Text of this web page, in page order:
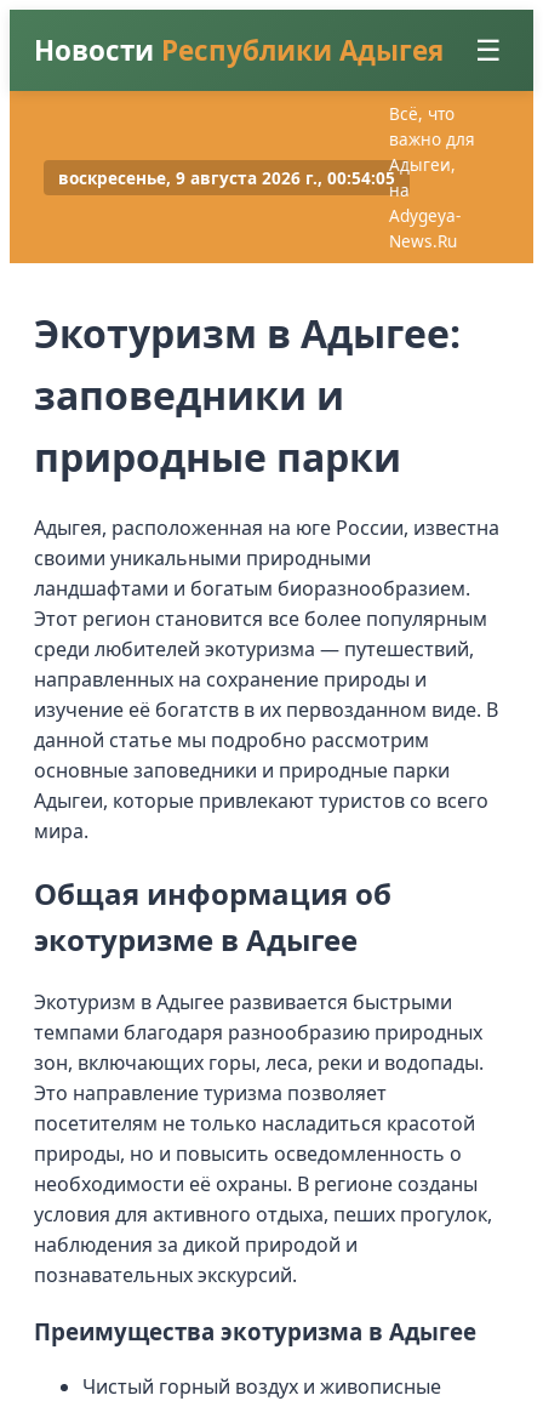
Новости Республики Адыгея ☰
Главная
Вход
воскресенье, 9 августа 2026 г., 00:54:07
Всё, что
важно для
Адыгеи,
на
Adygeya-
News.Ru
Экотуризм в Адыгее:
заповедники и
природные парки
Адыгея, расположенная на юге России, известна
своими уникальными природными
ландшафтами и богатым биоразнообразием.
Этот регион становится все более популярным
среди любителей экотуризма — путешествий,
направленных на сохранение природы и
изучение её богатств в их первозданном виде. В
данной статье мы подробно рассмотрим
основные заповедники и природные парки
Адыгеи, которые привлекают туристов со всего
мира.
Общая информация об
экотуризме в Адыгее
Экотуризм в Адыгее развивается быстрыми
темпами благодаря разнообразию природных
зон, включающих горы, леса, реки и водопады.
Это направление туризма позволяет
посетителям не только насладиться красотой
природы, но и повысить осведомленность о
необходимости её охраны. В регионе созданы
условия для активного отдыха, пеших прогулок,
наблюдения за дикой природой и
познавательных экскурсий.
Преимущества экотуризма в Адыгее
Чистый горный воздух и живописные